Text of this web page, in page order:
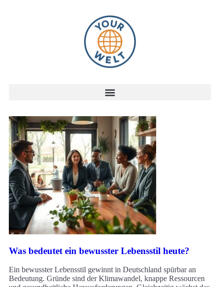
Was bedeutet ein bewusster Lebensstil heute?
Ein bewusster Lebensstil gewinnt in Deutschland spürbar an
Bedeutung. Gründe sind der Klimawandel, knappe Ressourcen